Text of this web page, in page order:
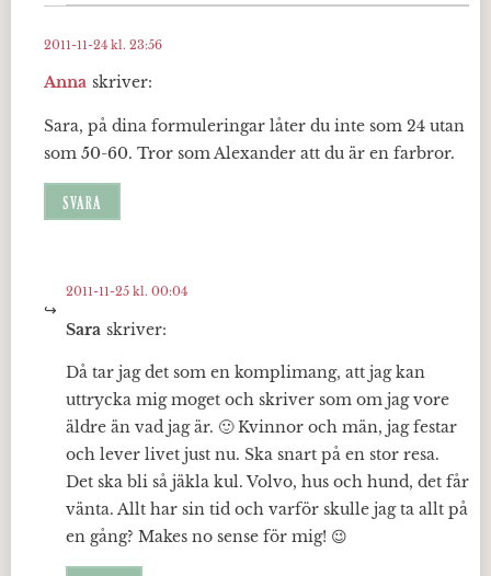
Anna skriver:
2011-11-24 kl. 23:56
Sara, på dina formuleringar låter du inte som 24 utan
som 50-60. Tror som Alexander att du är en farbror.
SVARA
Sara skriver:
2011-11-25 kl. 00:04
Då tar jag det som en komplimang, att jag kan
uttrycka mig moget och skriver som om jag vore
äldre än vad jag är. 🙂 Kvinnor och män, jag festar
och lever livet just nu. Ska snart på en stor resa.
Det ska bli så jäkla kul. Volvo, hus och hund, det får
vänta. Allt har sin tid och varför skulle jag ta allt på
en gång? Makes no sense för mig! 😉